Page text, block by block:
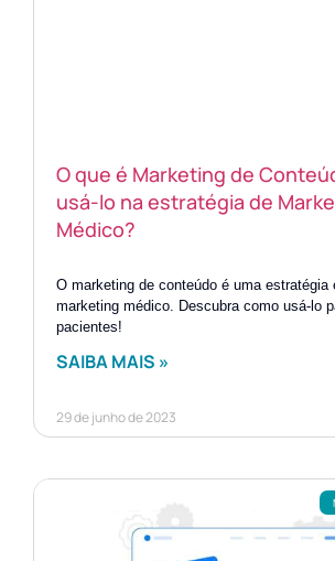
O que é Marketing de
usá-lo na estratégia de
Médico?
O marketing de conteúdo é uma estratégia
marketing médico. Descubra como usá-lo
pacientes!
SAIBA MAIS »
29 de junho de 2023